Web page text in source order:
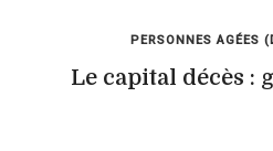
PERSONNES AGÉES
Le capital décès :